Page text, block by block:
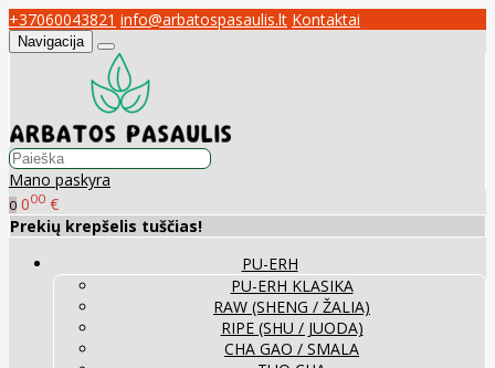
+37060043821 info@arbatospasaulis.lt Kontaktai
Navigacija
Mano paskyra
0 000 €
Prekių krepšelis tuščias!
PU-ERH
PU-ERH KLASIKA
RAW (SHENG / ŽALIA)
RIPE (SHU / JUODA)
CHA GAO / SMALA